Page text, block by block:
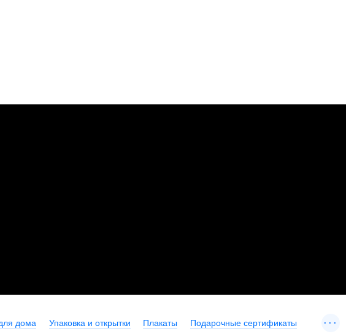
дома Упаковка и открытки Плакаты Подарочные сертификаты ...